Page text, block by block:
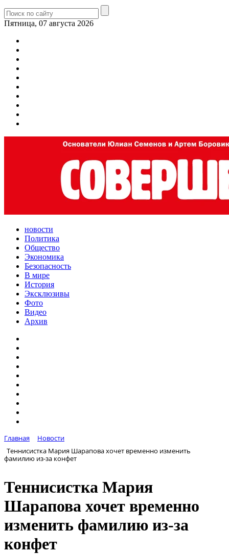
Пятница, 07 августа 2026
новости
Политика
Общество
Экономика
Безопасность
В мире
История
Эксклюзивы
Фото
Видео
Архив
Главная
Новости
Теннисистка Мария Шарапова хочет временно изменить
фамилию из-за конфет
Теннисистка Мария
Шарапова хочет временно
изменить фамилию из-за
конфет